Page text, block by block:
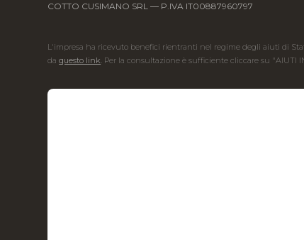
COTTO CUSIMANO SRL — P.IVA IT00887960797
L'impresa ha ricevuto benefici rientranti nel regime degli aiuti di
daquesto link. Per la consultazione è sufficiente cliccare su "AIUTI